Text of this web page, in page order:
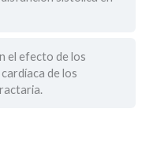
el efecto de los
de los